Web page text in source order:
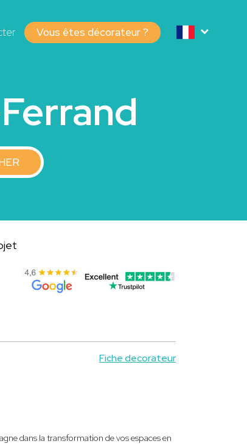
Vous êtes décorateur ?
Fiche decorateur
dans la transformation de vos espaces en